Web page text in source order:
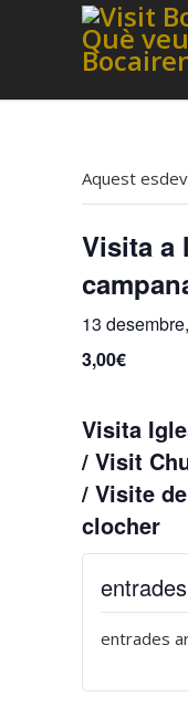
Aquest
Visita a
13
3,00€
Visita
/ Visit
/ Visite
clocher
entrades
entrades